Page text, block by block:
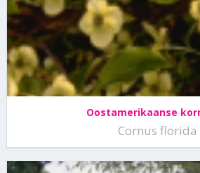
Oostamerikaanse
Cornus florida